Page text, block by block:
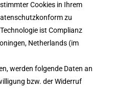
Cookies in Ihrem
zu
ist Complianz
Netherlands (im
werden folgende Daten an
bzw. der Widerruf